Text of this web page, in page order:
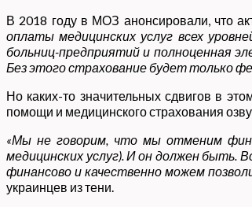
В 2018 году в МОЗ анонсировали, что
оплаты медицинских услуг всех
больниц-предприятий и полноценная
Без этого страхование будет только
Но каких-то значительных сдвигов в
помощи и медицинского страхования
«Мы не говорим, что мы отменим
медицинских услуг). И он должен
финансово и качественно можем
украинцев из тени.